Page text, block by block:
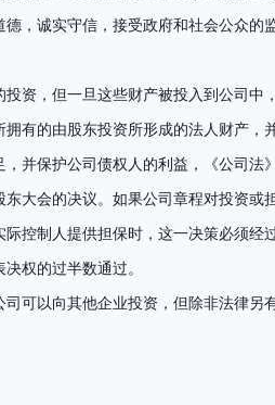
，诚实守信，接受政府和社会公众的
资，但一旦这些财产被投入到公司
有的由股东投资所形成的法人财产，
并保护公司债权人的利益，《公司
大会的决议。如果公司章程对投资或
控制人提供担保时，这一决策必须
权的过半数通过。
可以向其他企业投资，但除非法律